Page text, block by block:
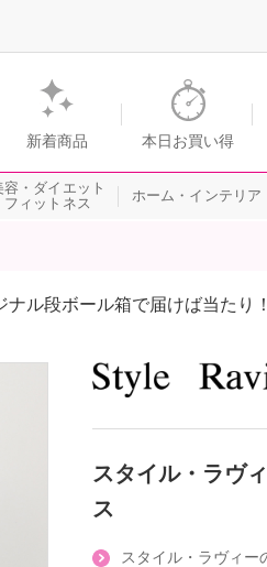
のショップチャンネル
新着商品 本日お買い得
容・ダイエット
フィットネス
ホーム・インテリア
ナル段ボール箱で届けば当たり
スタイル・ラヴ
ス
スタイル・ラヴィー